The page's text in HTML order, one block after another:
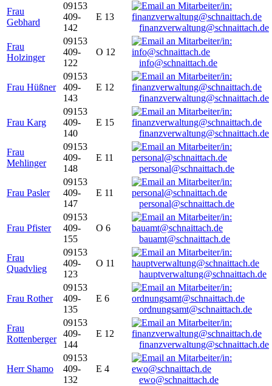
Frau
Gebhard
09153
409-
142
E 13
finanzverwaltung@schnaittach.de
Frau
Holzinger
09153
409-
122
O 12
info@schnaittach.de
Frau Hüßner
09153
409-
143
E 12
finanzverwaltung@schnaittach.de
Frau Karg
09153
409-
140
E 15
finanzverwaltung@schnaittach.de
Frau
Mehlinger
09153
409-
148
E 11
personal@schnaittach.de
Frau Pasler
09153
409-
147
E 11
personal@schnaittach.de
Frau Pfister
09153
409-
155
O 6
bauamt@schnaittach.de
Frau
Quadvlieg
09153
409-
123
O 11
hauptverwaltung@schnaittach.de
Frau Rother
09153
409-
135
E 6
ordnungsamt@schnaittach.de
Frau
Rottenberger
09153
409-
144
E 12
finanzverwaltung@schnaittach.de
Herr Shamo
09153
409-
132
E 4
ewo@schnaittach.de